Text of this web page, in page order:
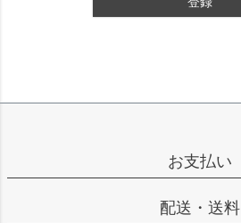
お支払い
配送・送料